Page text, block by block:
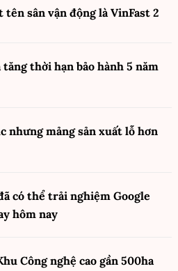
sân vận động là VinFast 2
thời hạn bảo hành 5 năm
nhưng mảng sản xuất lỗ hơn
có thể trải nghiệm Google
hôm nay
Công nghệ cao gần 500ha